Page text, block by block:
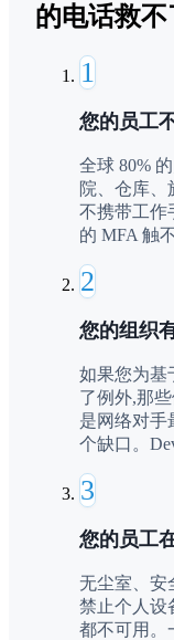
的电话救不
1
您的员工
全球 80%
院、仓库
不携带工作
的 MFA 触
2
您的组织
如果您为基
了例外,那
是网络对手
个缺口。
3
您的员工
无尘室、安
禁止个人设
都不可用。